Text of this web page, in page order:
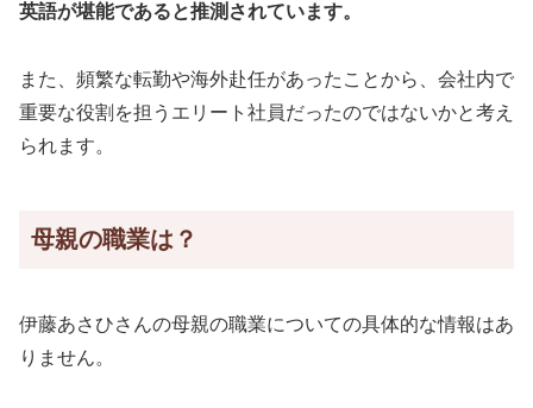
英語が堪能であると推測されています。
また、頻繁な転勤や海外赴任があったことから、会社内で
重要な役割を担うエリート社員だったのではないかと考え
られます。
母親の職業は？
伊藤あさひさんの母親の職業についての具体的な情報はあ
りません。